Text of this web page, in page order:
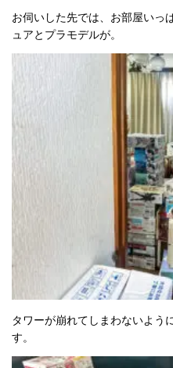
前
※JANコード同一商品は価格保証対象
開封・美品の参考買取価格となります
ャンペーン対象外となります。
上記リストにない品物も
フィギュアの無
お伺いした先では、お部屋いっ
ュアとプラモデルが。
タワーが崩れてしまわないよう
す。